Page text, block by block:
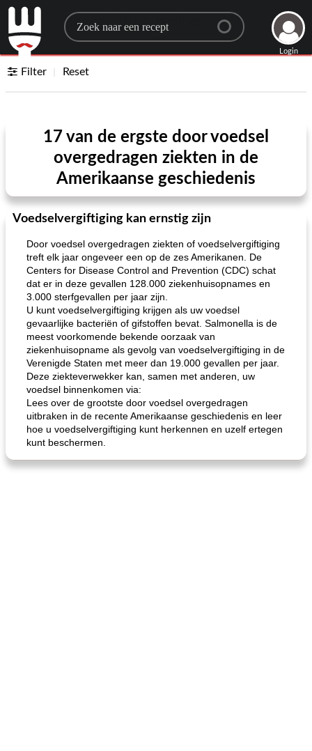
Search for a recipe
Login
Filter Reset
17 van de ergste door voedsel
overgedragen ziekten in de
Amerikaanse geschiedenis
Voedselvergiftiging kan ernstig zijn
Door voedsel overgedragen ziekten of voedselvergiftiging
treft elk jaar ongeveer een op de zes Amerikanen. De
Centers for Disease Control and Prevention (CDC) schat
dat er in deze gevallen 128.000 ziekenhuisopnames en
3.000 sterfgevallen per jaar zijn.
U kunt voedselvergiftiging krijgen als uw voedsel
gevaarlijke bacteriën of gifstoffen bevat. Salmonella is de
meest voorkomende bekende oorzaak van
ziekenhuisopname als gevolg van voedselvergiftiging in de
Verenigde Staten met meer dan 19.000 gevallen per jaar.
Deze ziekteverwekker kan, samen met anderen, uw
voedsel binnenkomen via:
Lees over de grootste door voedsel overgedragen
uitbraken in de recente Amerikaanse geschiedenis en leer
hoe u voedselvergiftiging kunt herkennen en uzelf ertegen
kunt beschermen.